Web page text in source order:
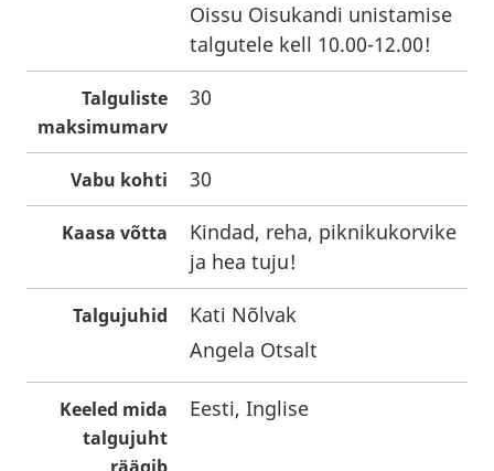
Oissu Oisukandi unistamise
talgutele kell 10.00-12.00!
Talguliste
maksimumarv
30
Vabu kohti 30
Kaasa võtta
Kindad, reha, piknikukorvike
ja hea tuju!
Talgujuhid
Kati Nõlvak
Angela Otsalt
Keeled mida
talgujuht
Eesti, Inglise